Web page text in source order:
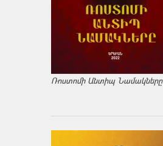
Ռոստոմի Անտիպ Նամակները